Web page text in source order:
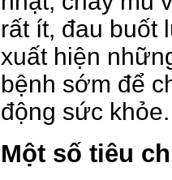
rất ít, đau buốt
xuất hiện
bệnh sớm để
động sức khỏe.
Một số tiêu